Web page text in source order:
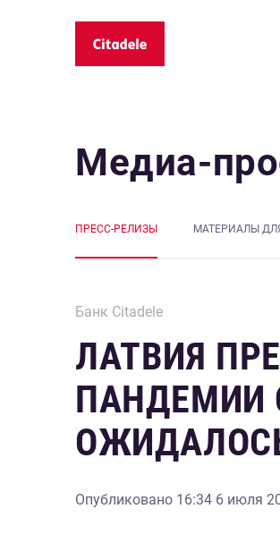
Медиа-
ПРЕСС-РЕЛИЗЫ MАТЕРИАЛЫ
Банк Citadele
ЛАТВИЯ
ПАНДЕМИИ
Опубликовано 16:34 6 июля